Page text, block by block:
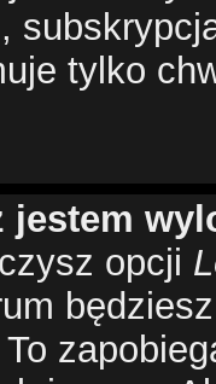
tylko
jestem
opcji